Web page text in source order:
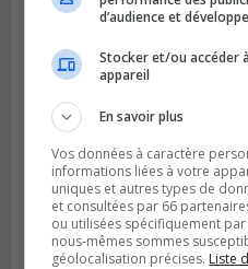
LONGUEUIL
Publié le 31 juillet 2026 à 09h28
Alexandre Da Costa
Mexique
d’audience et
Stocker et/ou accéder
appareil
En savoir plus
Vos données à caractère
informations liées à votre
uniques et autres types de
et consultées par 66
ou utilisées spécifiquement
nous-mêmes sommes
géolocalisation précises. Liste